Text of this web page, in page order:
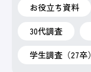
お役立ち資料
30代調査
学生調査（27卒）